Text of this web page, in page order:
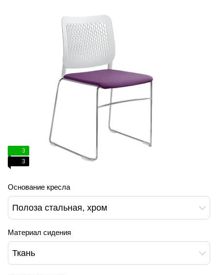
3
3
Основание кресла
Полоза стальная, хром
Материал сидения
Ткань